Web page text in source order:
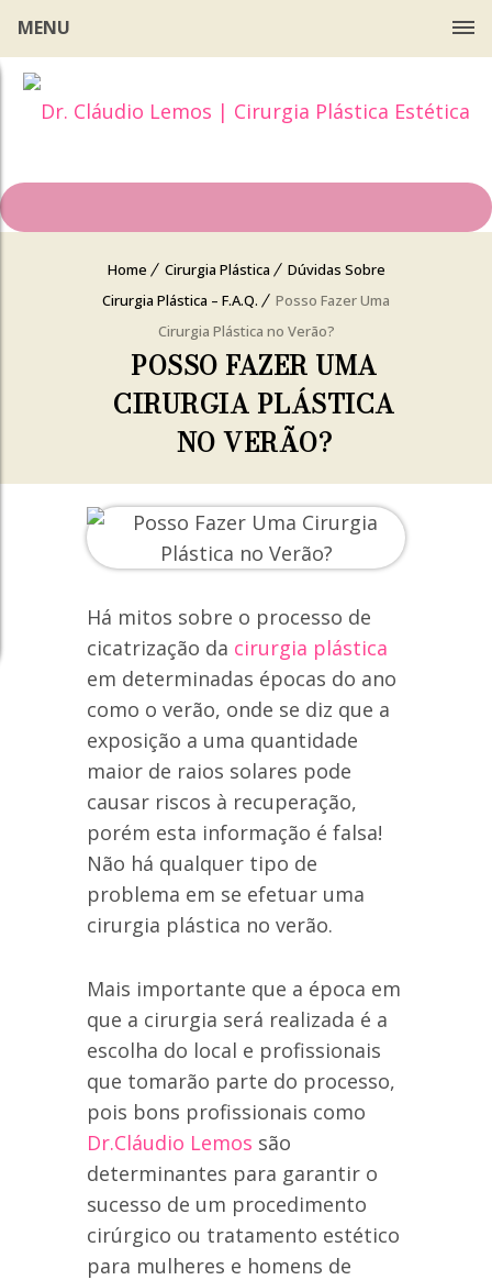
MENU
Home Cirurgia Plástica
Dúvidas Sobre
Cirurgia Plástica – F.A.Q.
Posso Fazer Uma
Cirurgia Plástica no Verão?
POSSO FAZER UMA
CIRURGIA PLÁSTICA
NO VERÃO?
Há mitos sobre o processo de
cicatrização da cirurgia plástica
em determinadas épocas do ano
como o verão, onde se diz que a
exposição a uma quantidade
maior de raios solares pode
causar riscos à recuperação,
porém esta informação é falsa!
Não há qualquer tipo de
problema em se efetuar uma
cirurgia plástica no verão.
Mais importante que a época em
que a cirurgia será realizada é a
escolha do local e profissionais
que tomarão parte do processo,
pois bons profissionais como
Dr.Cláudio Lemos são
determinantes para garantir o
sucesso de um procedimento
cirúrgico ou tratamento estético
para mulheres e homens de